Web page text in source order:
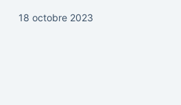
18 octobre 2023